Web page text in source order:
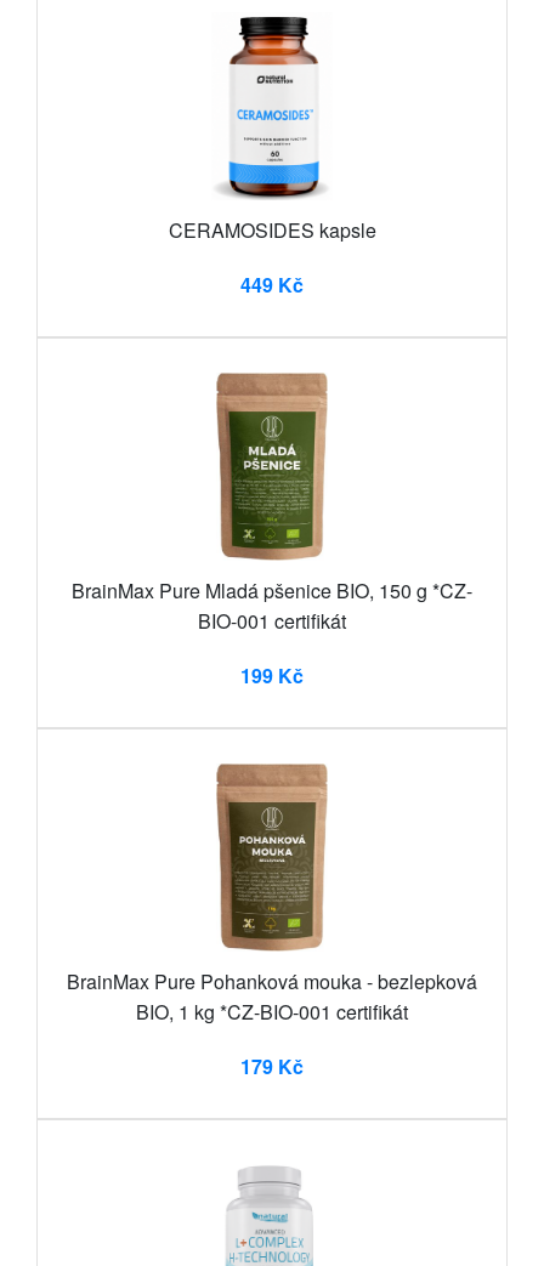
CERAMOSIDES kapsle
449 Kč
BrainMax Pure Mladá pšenice BIO, 150 g *CZ-
BIO-001 certifikát
199 Kč
BrainMax Pure Pohanková mouka - bezlepková
BIO, 1 kg *CZ-BIO-001 certifikát
179 Kč